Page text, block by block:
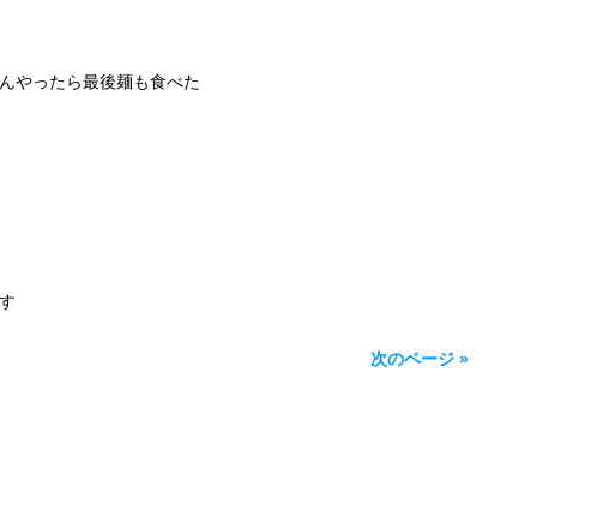
やったら最後麺も食べた
次のページ »